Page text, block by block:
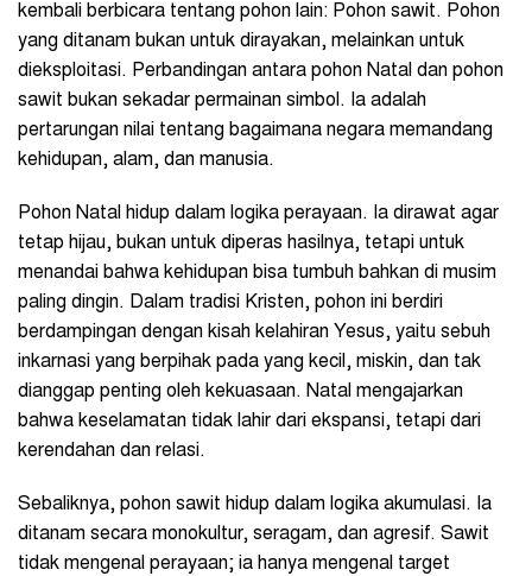
kembali berbicara tentang pohon lain: Pohon sawit. Pohon
yang ditanam bukan untuk dirayakan, melainkan untuk
dieksploitasi. Perbandingan antara pohon Natal dan pohon
sawit bukan sekadar permainan simbol. Ia adalah
pertarungan nilai tentang bagaimana negara memandang
kehidupan, alam, dan manusia.
Pohon Natal hidup dalam logika perayaan. Ia dirawat agar
tetap hijau, bukan untuk diperas hasilnya, tetapi untuk
menandai bahwa kehidupan bisa tumbuh bahkan di musim
paling dingin. Dalam tradisi Kristen, pohon ini berdiri
berdampingan dengan kisah kelahiran Yesus, yaitu sebuh
inkarnasi yang berpihak pada yang kecil, miskin, dan tak
dianggap penting oleh kekuasaan. Natal mengajarkan
bahwa keselamatan tidak lahir dari ekspansi, tetapi dari
kerendahan dan relasi.
Sebaliknya, pohon sawit hidup dalam logika akumulasi. Ia
ditanam secara monokultur, seragam, dan agresif. Sawit
tidak mengenal perayaan; ia hanya mengenal target